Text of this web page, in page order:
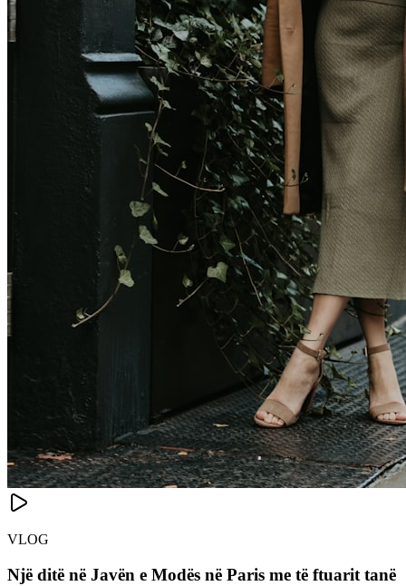
VLOG
Një ditë në Javën e Modës në Paris me të ftuarit tanë